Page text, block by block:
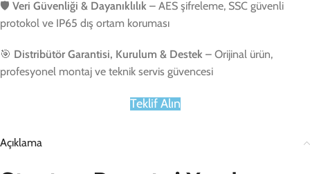
🛡️ Veri Güvenliği & Dayanıklılık – AES şifreleme, SSC güvenli
protokol ve IP65 dış ortam koruması
🎯 Distribütör Garantisi, Kurulum & Destek – Orijinal ürün,
profesyonel montaj ve teknik servis güvencesi
Teklif Alın
Açıklama